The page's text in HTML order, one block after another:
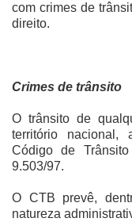
com crimes de
direito.
Crimes de trânsito
O trânsito de
território nacional,
Código de
9.503/97.
O CTB prevê,
natureza